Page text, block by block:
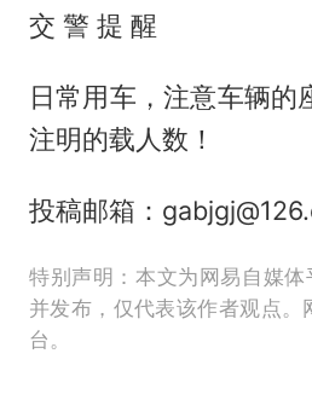
交 警 提 醒
日常用车，注意车辆的
注明的载人数！
投稿邮箱：
特别声明：本文为网易自媒体
并发布，仅代表该作者观点。
台。